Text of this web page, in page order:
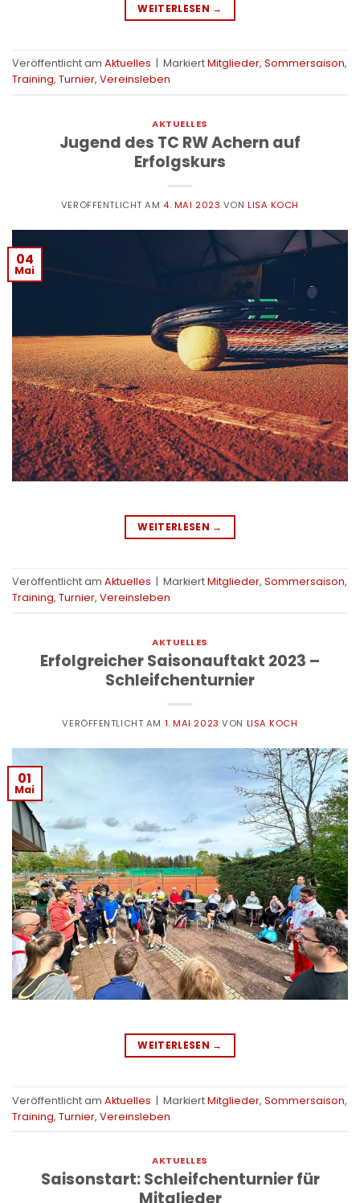
WEITERLESEN →
Veröffentlicht am Aktuelles | MarkiertMitglieder, Sommersaison,
Training, Turnier, Vereinsleben
AKTUELLES
Jugend des TC RW Achern auf
Erfolgskurs
VERÖFFENTLICHT AM 4. MAI 2023 VONLISA KOCH
04
Mai
WEITERLESEN →
Veröffentlicht am Aktuelles | MarkiertMitglieder, Sommersaison,
Training, Turnier, Vereinsleben
AKTUELLES
Erfolgreicher Saisonauftakt 2023 –
Schleifchenturnier
VERÖFFENTLICHT AM 1. MAI 2023 VON LISA KOCH
01
Mai
WEITERLESEN →
Veröffentlicht am Aktuelles | MarkiertMitglieder, Sommersaison,
Training, Turnier, Vereinsleben
AKTUELLES
Saisonstart: Schleifchenturnier für
Mitglieder